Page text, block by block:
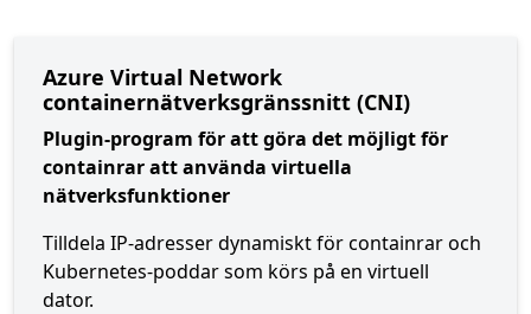
Azure Virtual Network
containernätverksgränssnitt (CNI)
Plugin-program för att göra det möjligt för
containrar att använda virtuella
nätverksfunktioner
Tilldela IP-adresser dynamiskt för containrar och
Kubernetes-poddar som körs på en virtuell
dator.